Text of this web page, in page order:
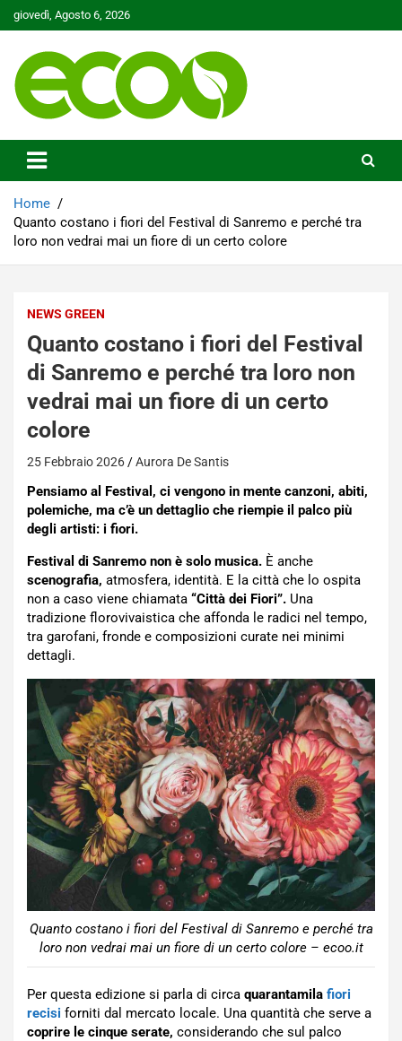
Skip
to
giovedì, Agosto 6, 2026
Ecoo.it
Home
Quanto costano i fiori del Festival di Sanremo e perché tra
loro non vedrai mai un fiore di un certo colore
NEWS GREEN
Quanto costano i fiori del Festival
di Sanremo e perché tra loro non
vedrai mai un fiore di un certo
colore
25 Febbraio 2026 Aurora De Santis
Pensiamo al Festival, ci vengono in mente canzoni, abiti,
polemiche, ma c’è un dettaglio che riempie il palco più
degli artisti: i fiori.
Festival di Sanremo non è solo musica. È anche
scenografia, atmosfera, identità. E la città che lo ospita
non a caso viene chiamata “Città dei Fiori”. Una
tradizione florovivaistica che affonda le radici nel tempo,
tra garofani, fronde e composizioni curate nei minimi
dettagli.
Quanto costano i fiori del Festival di Sanremo e perché tra
loro non vedrai mai un fiore di un certo colore – ecoo.it
Per questa edizione si parla di circa quarantamila fiori
recisi forniti dal mercato locale. Una quantità che serve a
coprire le cinque serate, considerando che sul palco